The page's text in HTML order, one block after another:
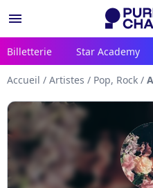
menu
Billetterie Star Academy
Accueil / Artistes / Pop, Rock /